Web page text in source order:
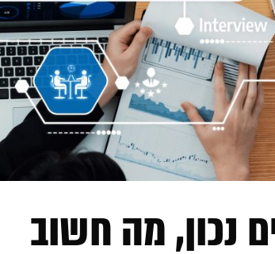
נכון, מה חשוב